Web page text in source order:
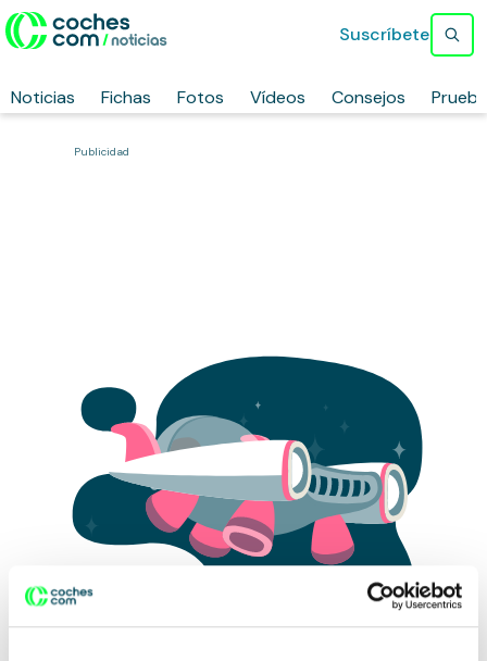
Noticias Fichas Fotos Vídeos Consejos
Suscríbete
Publicidad